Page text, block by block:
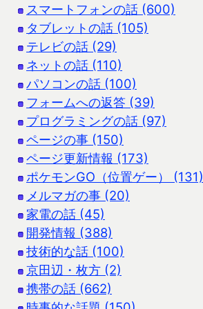
スマートフォンの話 (600)
タブレットの話 (105)
テレビの話 (29)
ネットの話 (110)
パソコンの話 (100)
フォームへの返答 (39)
プログラミングの話 (97)
ページの事 (150)
ページ更新情報 (173)
ポケモンGO（位置ゲー） (131)
メルマガの事 (20)
家電の話 (45)
開発情報 (388)
技術的な話 (100)
京田辺・枚方 (2)
携帯の話 (662)